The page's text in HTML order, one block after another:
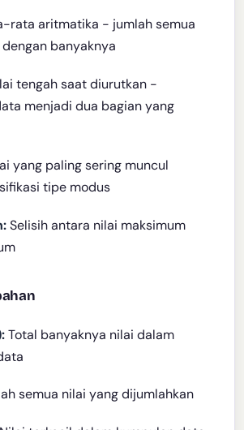
rata aritmatika - jumlah semua
banyaknya
tengah saat diurutkan -
menjadi dua bagian yang
yang paling sering muncul
tipe modus
Selisih antara nilai maksimum
Total banyaknya nilai dalam
semua nilai yang dijumlahkan